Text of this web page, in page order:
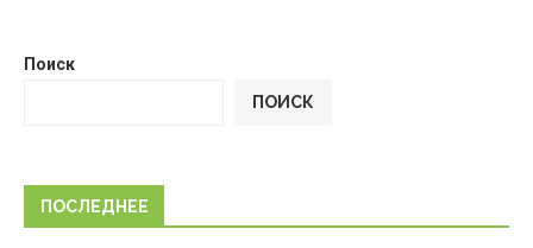
Поиск
ПОИСК
ПОСЛЕДНЕЕ